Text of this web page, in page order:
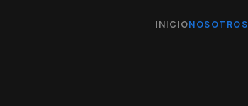
INICIONOSOTROS